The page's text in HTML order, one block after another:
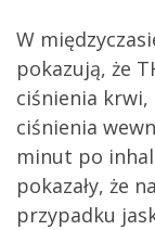
W
pokazują, że
ciśnienia
ciśnienia
minut po
pokazały, że
przypadku